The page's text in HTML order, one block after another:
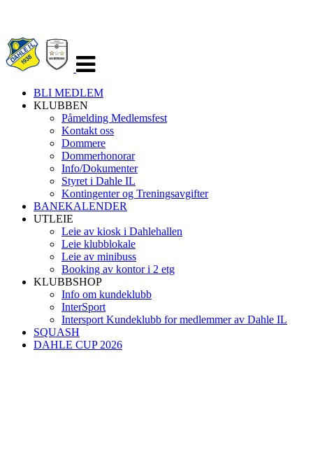
navigasjon
BLI MEDLEM
KLUBBEN
Påmelding Medlemsfest
Kontakt oss
Dommere
Dommerhonorar
Info/Dokumenter
Styret i Dahle IL
Kontingenter og Treningsavgifter
BANEKALENDER
UTLEIE
Leie av kiosk i Dahlehallen
Leie klubblokale
Leie av minibuss
Booking av kontor i 2 etg
KLUBBSHOP
Info om kundeklubb
InterSport
Intersport Kundeklubb for medlemmer av Dahle IL
SQUASH
DAHLE CUP 2026